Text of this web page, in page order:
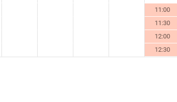
11:00
11:30
12:00
12:30